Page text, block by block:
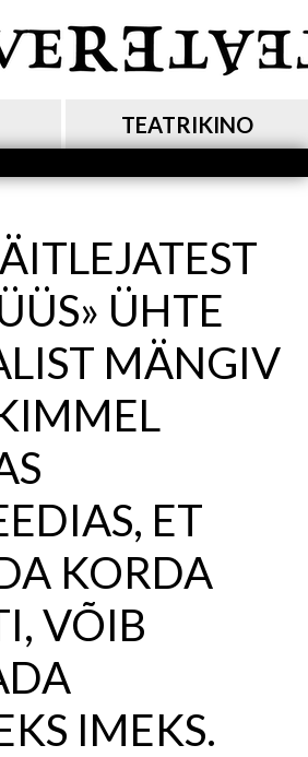
edasi
põhisisu
TEATRIKINO
ÜHTE
MÄNGIV
ET
KORDA
VÕIB
IMEKS.